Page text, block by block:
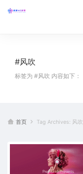
#风吹
标签为 #风吹 内容如下：
首页 Tag Archives: 风吹